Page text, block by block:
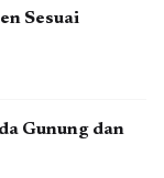
Sesuai
Gunung dan